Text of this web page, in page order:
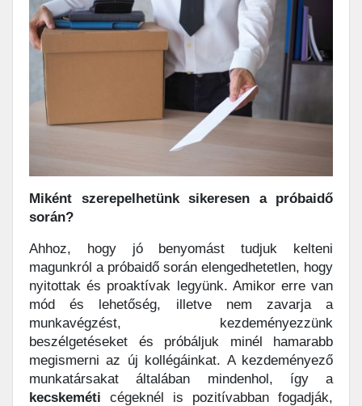
Miként szerepelhetünk sikeresen a próbaidő
során?
Ahhoz, hogy jó benyomást tudjuk kelteni
magunkról a próbaidő során elengedhetetlen, hogy
nyitottak és proaktívak legyünk. Amikor erre van
mód és lehetőség, illetve nem zavarja a
munkavégzést, kezdeményezzünk
beszélgetéseket és próbáljuk minél hamarabb
megismerni az új kollégáinkat. A kezdeményező
munkatársakat általában mindenhol, így a
kecskeméti cégeknél is pozitívabban fogadják,